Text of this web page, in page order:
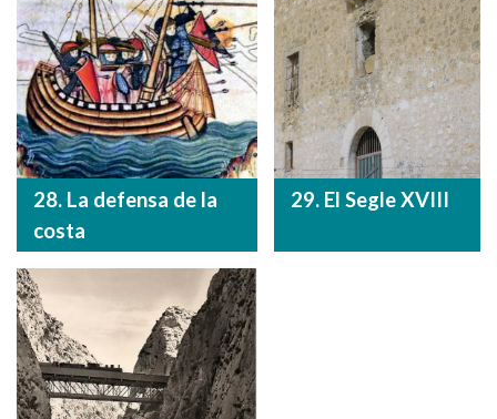
28. La defensa de la
costa
29. El Segle XVIII